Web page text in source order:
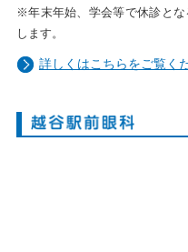
※年末年始、学会等で休診と
します。
詳しくはこちらをご覧く